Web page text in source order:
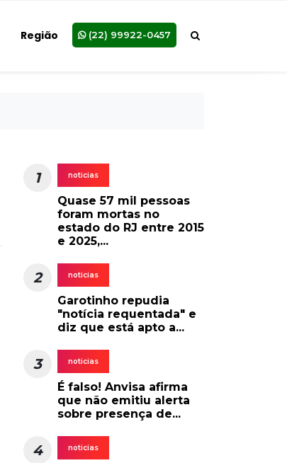
Região (22) 99922-0457
1 noticias
Quase 57 mil pessoas
foram mortas no
estado do RJ entre 2015
e 2025,...
2 noticias
Garotinho repudia
"notícia requentada" e
diz que está apto a...
3 noticias
É falso! Anvisa afirma
que não emitiu alerta
sobre presença de...
4 noticias